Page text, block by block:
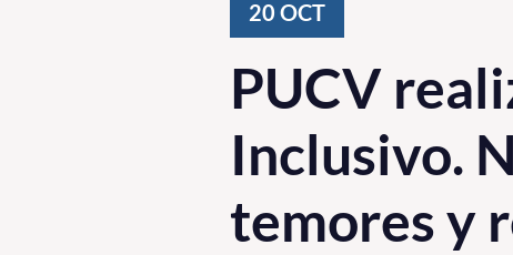
20 OCT
PUCV
Inclusivo.
temores y